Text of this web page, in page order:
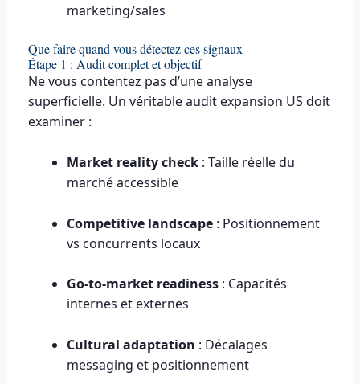
marketing/sales
Que faire quand vous détectez ces signaux
Étape 1 : Audit complet et objectif
Ne vous contentez pas d’une analyse
superficielle. Un véritable audit expansion US doit
examiner :
Market reality check: Taille réelle du
marché accessible
Competitive landscape: Positionnement
vs concurrents locaux
Go-to-market readiness : Capacités
internes et externes
Cultural adaptation : Décalages
messaging et positionnement